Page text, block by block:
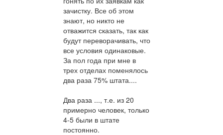
зачистку. Все об этом
знают, но никто не
отважится сказать, так как
будут переворачивать, что
все условия одинаковые.
За пол года при мне в
трех отделах поменялось
два раза 75% штата....
Два раза ..., т.е. из 20
примерно человек, только
4-5 были в штате
постоянно.